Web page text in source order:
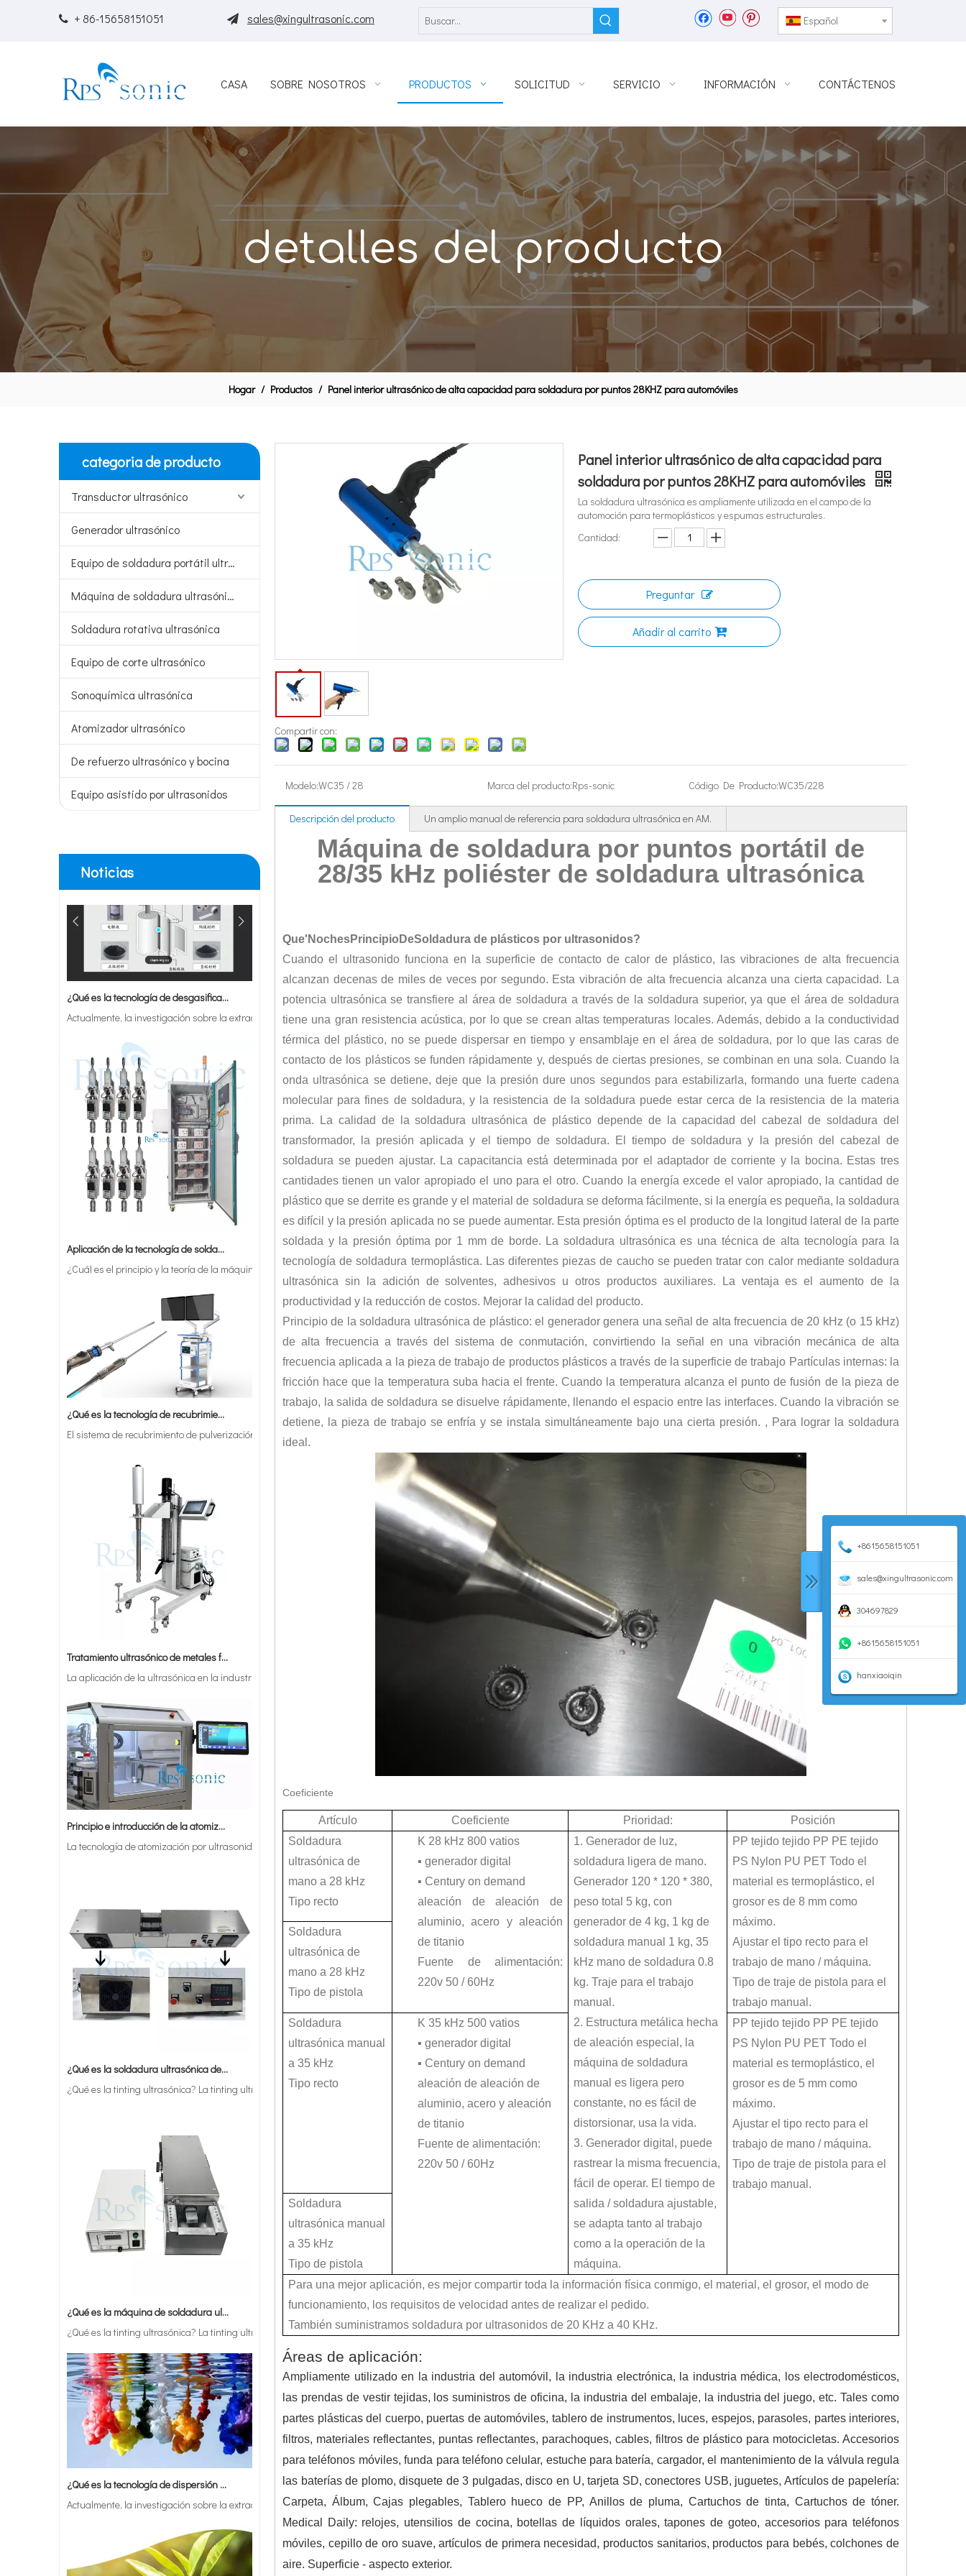
 + 86-15658151051  sales@xingultrasonic.com Español
CASA SOBRE NOSOTROS PRODUCTOS SOLICITUD SERVICIO INFORMACIÓN CONTÁCTENOS
detalles del producto
Hogar / Productos / Panel interior ultrasónico de alta capacidad para soldadura por puntos 28KHZ para automóviles
categoria de producto
Transductor ultrasónico
Generador ultrasónico
Equipo de soldadura portátil ultrasónico
Máquina de soldadura ultrasónica
Soldadura rotativa ultrasónica
Equipo de corte ultrasónico
Sonoquímica ultrasónica
Atomizador ultrasónico
De refuerzo ultrasónico y bocina
Equipo asistido por ultrasonidos
Noticias
Actualmente, la investigación sobre la extracción de antioxidantes y los medicamentos antienvejecimiento de los productos naturales ha atraído la atención generalizada de los académicos nacionales y
¿Cuál es el principio y la teoría de la máquina de soldadura de plástico ultrasónico? El principio de la máquina de soldadura de plástico ultrasónico？ ¿Cómo funciona la soldadura ultrasónica? ¿Cuál es la
¿Qué es la tecnología de desgasificación de lodos de baterías ultrasónicas?
Actualmente, la investigación sobre la extracción de antioxidantes y los medicamentos antienvejecimiento de los productos naturales ha atraído la atención generalizada de los académicos nacionales y
¿Cuál es el principio y la teoría de la máquina de soldadura de plástico ultrasónico? El principio de la máquina de soldadura de plástico ultrasónico？ ¿Cómo funciona la soldadura ultrasónica? ¿Cuál es la
¿Qué es la tecnología de recubrimiento por pulverización ultrasónica de endoscopio semiconductor?
El sistema de recubrimiento de pulverización ultrasónica es una técnica para formar películas delgadas con funciones o propiedades específicas en la superficie del vidrio óptico. Utiliza ondas ultrasónicas
La aplicación de la ultrasónica en la industria de la costura refleja principalmente las dos funciones principales de ultrasónica: soldadura y corte. En 2019, para las máscaras populares en todo el mundo, el
La tecnología de atomización por ultrasonido es un método eficiente y de bajo costo para producir polvos metálicos finos. Los polvos producidos con este método tienen buena esfericidad, tamaño de partícula
¿Qué es la tinting ultrasónica? La tinting ultrasónica es un tipo de método de soldadura que no usa flujo. La sonda ultrasónica produce cavitación en el núcleo de soldadura fundida a través de la vibración
¿Qué es la tinting ultrasónica? La tinting ultrasónica es un tipo de método de soldadura que no usa flujo. La sonda ultrasónica produce cavitación en el núcleo de soldadura fundida a través de la vibración
¿Qué es la tecnología de dispersión de pigmentos ultrasónica?
Actualmente, la investigación sobre la extracción de antioxidantes y los medicamentos antienvejecimiento de los productos naturales ha atraído la atención generalizada de los académicos nacionales y
Compartir con:
Panel interior ultrasónico de alta capacidad para
soldadura por puntos 28KHZ para automóviles
La soldadura ultrasónica es ampliamente utilizada en el campo de la
automoción para termoplásticos y espumas estructurales.
Cantidad:
Preguntar
Añadir al carrito
Modelo:WC35 / 28 Marca del producto:Rps-sonic Código De Producto:WC35/228
Descripción del producto Un amplio manual de referencia para soldadura ultrasónica en AM.
Máquina de soldadura por puntos portátil de
28/35 kHz poliéster de soldadura ultrasónica
Que' NochesPrincipio DeSoldadura de plásticos por ultrasonidos?
Cuando el ultrasonido funciona en la superficie de contacto de calor de plástico, las vibraciones de alta frecuencia
alcanzan decenas de miles de veces por segundo. Esta vibración de alta frecuencia alcanza una cierta capacidad. La
potencia ultrasónica se transfiere al área de soldadura a través de la soldadura superior, ya que el área de soldadura
tiene una gran resistencia acústica, por lo que se crean altas temperaturas locales. Además, debido a la conductividad
térmica del plástico, no se puede dispersar en tiempo y ensamblaje en el área de soldadura, por lo que las caras de
contacto de los plásticos se funden rápidamente y, después de ciertas presiones, se combinan en una sola. Cuando la
onda ultrasónica se detiene, deje que la presión dure unos segundos para estabilizarla, formando una fuerte cadena
molecular para fines de soldadura, y la resistencia de la soldadura puede estar cerca de la resistencia de la materia
prima. La calidad de la soldadura ultrasónica de plástico depende de la capacidad del cabezal de soldadura del
transformador, la presión aplicada y el tiempo de soldadura. El tiempo de soldadura y la presión del cabezal de
soldadura se pueden ajustar. La capacitancia está determinada por el adaptador de corriente y la bocina. Estas tres
cantidades tienen un valor apropiado el uno para el otro. Cuando la energía excede el valor apropiado, la cantidad de
plástico que se derrite es grande y el material de soldadura se deforma fácilmente, si la energía es pequeña, la soldadura
es difícil y la presión aplicada no se puede aumentar. Esta presión óptima es el producto de la longitud lateral de la parte
soldada y la presión óptima por 1 mm de borde. La soldadura ultrasónica es una técnica de alta tecnología para la
tecnología de soldadura termoplástica. Las diferentes piezas de caucho se pueden tratar con calor mediante soldadura
ultrasónica sin la adición de solventes, adhesivos u otros productos auxiliares. La ventaja es el aumento de la
productividad y la reducción de costos. Mejorar la calidad del producto.
Principio de la soldadura ultrasónica de plástico: el generador genera una señal de alta frecuencia de 20 kHz (o 15 kHz)
de alta frecuencia a través del sistema de conmutación, convirtiendo la señal en una vibración mecánica de alta
frecuencia aplicada a la pieza de trabajo de productos plásticos a través de la superficie de trabajo Partículas internas: la
fricción hace que la temperatura suba hacia el frente. Cuando la temperatura alcanza el punto de fusión de la pieza de
trabajo, la salida de soldadura se disuelve rápidamente, llenando el espacio entre las interfaces. Cuando la vibración se
detiene, la pieza de trabajo se enfría y se instala simultáneamente bajo una cierta presión. , Para lograr la soldadura
ideal.
Coeficiente
Artículo Coeficiente Prioridad:
Posición
Soldadura
ultrasónica de
mano a 28 kHz
Tipo recto
K 28 kHz 800 vatios
▪ generador digital
▪ Century on demand
aleación de aleación de
aluminio, acero y aleación
de titanio
Fuente de alimentación:
220v 50 / 60Hz
1. Generador de luz,
soldadura ligera de mano.
Generador 120 * 120 * 380,
peso total 5 kg, con
generador de 4 kg, 1 kg de
soldadura manual 1 kg, 35
kHz mano de soldadura 0.8
kg. Traje para el trabajo
manual.
2. Estructura metálica hecha
de aleación especial, la
máquina de soldadura
manual es ligera pero
constante, no es fácil de
distorsionar, usa la vida.
3. Generador digital, puede
rastrear la misma frecuencia,
fácil de operar. El tiempo de
salida / soldadura ajustable,
se adapta tanto al trabajo
como a la operación de la
máquina.
PP tejido tejido PP PE tejido
PS Nylon PU PET Todo el
material es termoplástico, el
grosor es de 8 mm como
máximo.
Ajustar el tipo recto para el
trabajo de mano / máquina.
Tipo de traje de pistola para el
trabajo manual.
Soldadura
ultrasónica de
mano a 28 kHz
Tipo de pistola
Soldadura
ultrasónica manual
a 35 kHz
Tipo recto
K 35 kHz 500 vatios
▪ generador digital
▪ Century on demand
aleación de aleación de
aluminio, acero y aleación
de titanio
Fuente de alimentación:
220v 50 / 60Hz
PP tejido tejido PP PE tejido
PS Nylon PU PET Todo el
material es termoplástico, el
grosor es de 5 mm como
máximo.
Ajustar el tipo recto para el
trabajo de mano / máquina.
Tipo de traje de pistola para el
trabajo manual.
Soldadura
ultrasónica manual
a 35 kHz
Tipo de pistola
Para una mejor aplicación, es mejor compartir toda la información física conmigo, el material, el grosor, el modo de
funcionamiento, los requisitos de velocidad antes de realizar el pedido.
También suministramos soldadura por ultrasonidos de 20 KHz a 40 KHz.
Áreas de aplicación:
Ampliamente utilizado en la industria del automóvil, la industria electrónica, la industria médica, los electrodomésticos,
las prendas de vestir tejidas, los suministros de oficina, la industria del embalaje, la industria del juego, etc. Tales como
partes plásticas del cuerpo, puertas de automóviles, tablero de instrumentos, luces, espejos, parasoles, partes interiores,
filtros, materiales reflectantes, puntas reflectantes, parachoques, cables, filtros de plástico para motocicletas. Accesorios
para teléfonos móviles, funda para teléfono celular, estuche para batería, cargador, el mantenimiento de la válvula regula
las baterías de plomo, disquete de 3 pulgadas, disco en U, tarjeta SD, conectores USB, juguetes, Artículos de papelería:
Carpeta, Álbum, Cajas plegables, Tablero hueco de PP, Anillos de pluma, Cartuchos de tinta, Cartuchos de tóner.
Medical Daily: relojes, utensilios de cocina, botellas de líquidos orales, tapones de goteo, accesorios para teléfonos
móviles, cepillo de oro suave, artículos de primera necesidad, productos sanitarios, productos para bebés, colchones de
aire. Superficie - aspecto exterior.
+8615658151051
sales@xingultrasonic.com
304697829
+8615658151051
hanxiaoiqin